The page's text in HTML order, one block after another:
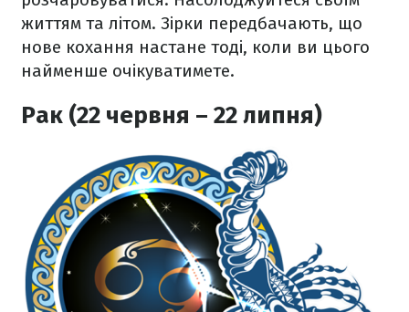
життям та літом. Зірки передбачають, що
нове кохання настане тоді, коли ви цього
найменше очікуватимете.
Рак (22 червня – 22 липня)